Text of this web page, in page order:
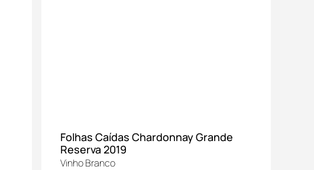
Folhas Caídas Chardonnay Grande
Reserva 2019
Vinho Branco